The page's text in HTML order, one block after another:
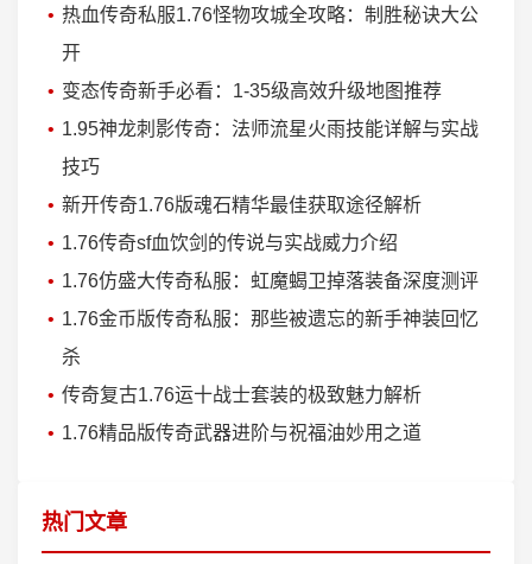
热血传奇私服1.76怪物攻城全攻略：制胜秘诀大公
开
变态传奇新手必看：1-35级高效升级地图推荐
1.95神龙刺影传奇：法师流星火雨技能详解与实战
技巧
新开传奇1.76版魂石精华最佳获取途径解析
1.76传奇sf血饮剑的传说与实战威力介绍
1.76仿盛大传奇私服：虹魔蝎卫掉落装备深度测评
1.76金币版传奇私服：那些被遗忘的新手神装回忆
杀
传奇复古1.76运十战士套装的极致魅力解析
1.76精品版传奇武器进阶与祝福油妙用之道
热门文章